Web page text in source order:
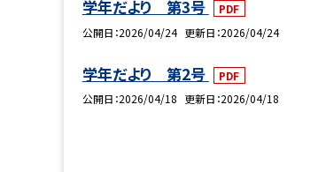
学年だより 第3号
PDF
公開日 2026/04/24 更新日 2026/04/24
学年だより 第2号
PDF
公開日 2026/04/18 更新日 2026/04/18